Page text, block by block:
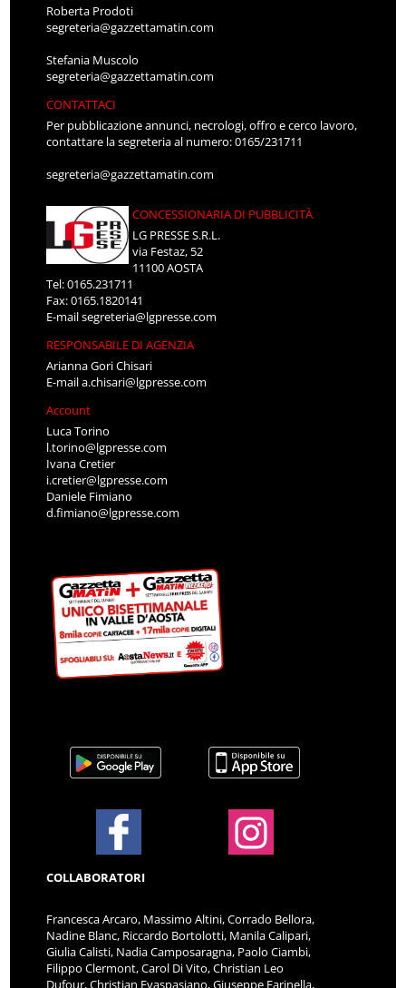
Roberta Prodoti
segreteria@gazzettamatin.com
Stefania Muscolo
segreteria@gazzettamatin.com
CONTATTACI
Per pubblicazione annunci, necrologi, offro e cerco lavoro,
contattare la segreteria al numero: 0165/231711
segreteria@gazzettamatin.com
CONCESSIONARIA DI PUBBLICITÀ
LG PRESSE S.R.L.
via Festaz, 52
11100 AOSTA
Tel: 0165.231711
Fax: 0165.1820141
E-mailsegreteria@lgpresse.com
RESPONSABILE DI AGENZIA
Arianna Gori Chisari
E-maila.chisari@lgpresse.com
Account
Luca Torino
l.torino@lgpresse.com
Ivana Cretier
i.cretier@lgpresse.com
Daniele Fimiano
d.fimiano@lgpresse.com
COLLABORATORI
Francesca Arcaro, Massimo Altini, Corrado Bellora,
Nadine Blanc, Riccardo Bortolotti, Manila Calipari,
Giulia Calisti, Nadia Camposaragna, Paolo Ciambi,
Filippo Clermont, Carol Di Vito, Christian Leo
Dufour, Christian Evaspasiano, Giuseppe Farinella,